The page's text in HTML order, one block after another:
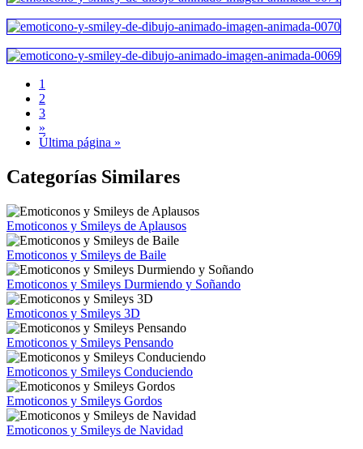
1
2
3
»
Última página »
Categorías Similares
Emoticonos y Smileys de Aplausos
Emoticonos y Smileys de Baile
Emoticonos y Smileys Durmiendo y Soñando
Emoticonos y Smileys 3D
Emoticonos y Smileys Pensando
Emoticonos y Smileys Conduciendo
Emoticonos y Smileys Gordos
Emoticonos y Smileys de Navidad